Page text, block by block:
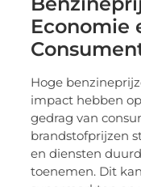
Economie
Hoge
impact hebben
gedrag van
brandstofprijzen
en diensten
toenemen. Dit